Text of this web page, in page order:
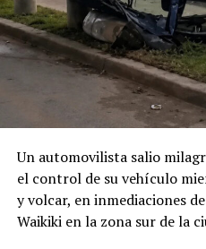
Un automovilista salio
el control de su vehículo
y volcar, en inmediaciones
Waikiki en la zona sur de la